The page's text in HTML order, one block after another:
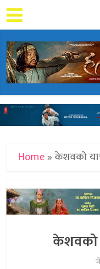
Home»केशवको
केशवको